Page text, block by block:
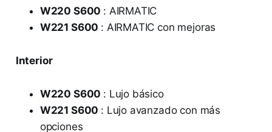
W220 S600 : AIRMATIC
W221 S600 : AIRMATIC con mejoras
Interior
W220 S600 : Lujo básico
W221 S600 : Lujo avanzado con más
opciones